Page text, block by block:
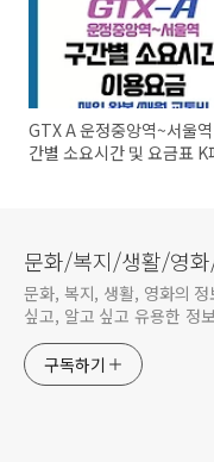
GTX A 운정중앙역~서울
간별 소요시간 및 요금표 K
문화/복지/생활/영
문화, 복지, 생활, 영화의
싶고, 알고 싶고 유용한 정
구독하기